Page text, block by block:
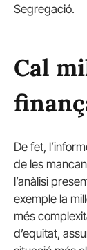
Segregació.
Cal
De fet,
de les
l’anàlisi
exemple la
més
d’equitat,